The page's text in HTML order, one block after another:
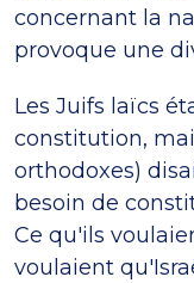
concernant la
provoque une
Les Juifs laïcs
constitution,
orthodoxes)
besoin de
Ce qu'ils
voulaient